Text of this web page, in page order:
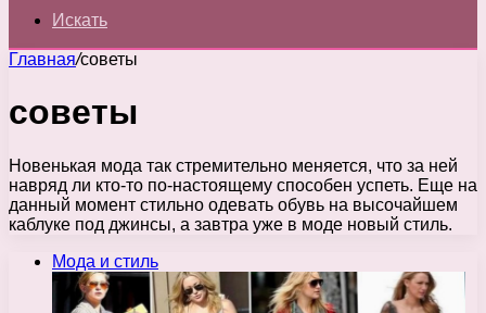
Искать
Главная/cоветы
cоветы
Новенькая мода так стремительно меняется, что за ней
навряд ли кто-то по-настоящему способен успеть. Еще на
данный момент стильно одевать обувь на высочайшем
каблуке под джинсы, а завтра уже в моде новый стиль.
Мода и стиль